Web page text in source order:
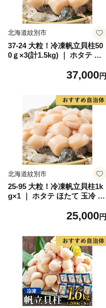
北海道紋別市
37-24 大粒！冷凍帆立貝柱50
0ｇ×3(計1.5kg) ｜ ホタテ ほ
37,000円
北海道紋別市
25-95 大粒！冷凍帆立貝柱1k
g×1 ｜ ホタテ ほたて 玉冷 ｜
25,000円